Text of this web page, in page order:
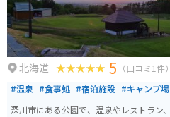
北海道 5 （口コミ1件）
#温泉 #食事処 #宿泊施設 #キャンプ場
深川市にある公園で、温泉やレストラン